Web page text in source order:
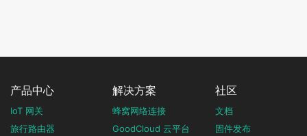
产品中心
IoT 网关
旅行路由器
解决方案
蜂窝网络连接
GoodCloud 云平台
社区
文档
固件发布